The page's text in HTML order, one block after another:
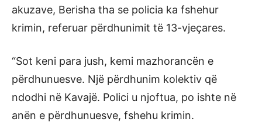
akuzave, Berisha tha se policia ka fshehur
krimin, referuar përdhunimit të 13-vjeçares.
“Sot keni para jush, kemi mazhorancën e
përdhunuesve. Një përdhunim kolektiv që
ndodhi në Kavajë. Polici u njoftua, po ishte në
anën e përdhunuesve, fshehu krimin.